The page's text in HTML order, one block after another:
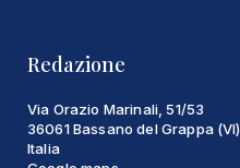
Redazione
Via Orazio Marinali, 51/53
36061 Bassano del Grappa (VI)
Italia